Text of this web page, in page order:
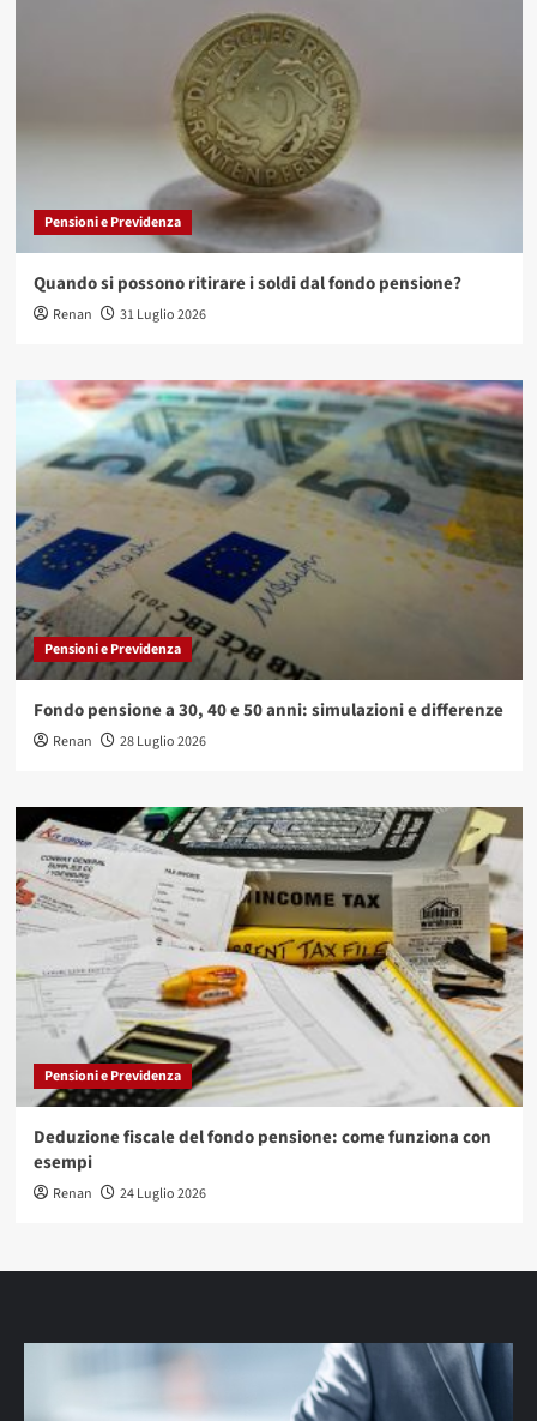
Pensioni e Previdenza
Quando si possono ritirare i soldi dal fondo pensione?
Renan 31 Luglio 2026
Pensioni e Previdenza
Fondo pensione a 30, 40 e 50 anni: simulazioni e differenze
Renan 28 Luglio 2026
Pensioni e Previdenza
Deduzione fiscale del fondo pensione: come funziona con
esempi
Renan 24 Luglio 2026